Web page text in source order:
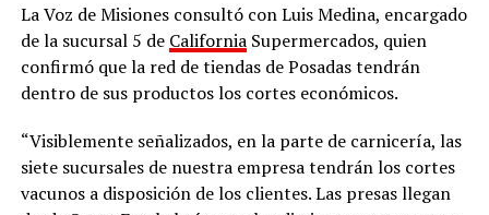
La Voz de Misiones consultó con Luis Medina, encargado
de la sucursal 5 de CaliforniaSupermercados, quien
confirmó que la red de tiendas de Posadas tendrán
dentro de sus productos los cortes económicos.
“Visiblemente señalizados, en la parte de carnicería, las
siete sucursales de nuestra empresa tendrán los cortes
vacunos a disposición de los clientes. Las presas llegan